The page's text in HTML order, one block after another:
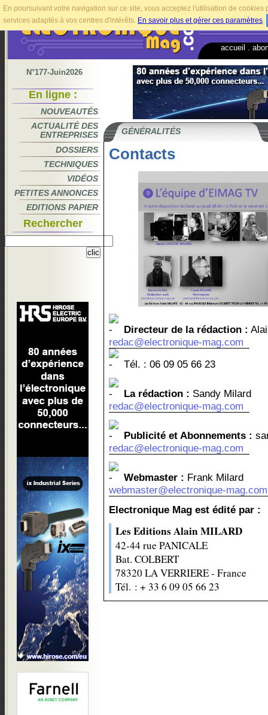
En poursuivant votre navigation sur ce site, vous acceptez l'utilisation de
services adaptés à vos centres d'intérêts. En savoir plus et gérer ces paramètres.
accueil
N°177-Juin2026
En ligne :
NOUVEAUTÉS
ACTUALITÉ DES
ENTREPRISES
DOSSIERS
TECHNIQUES
VIDÉOS
PETITES ANNONCES
EDITIONS PAPIER
Rechercher
GÉNÉRALITÉS
Contacts
Directeur de la rédaction :
redac@electronique-mag.com
Tél. : 06 09 05 66 23
La rédaction : Sandy Milard
redac@electronique-mag.com
Publicité et Abonnements :
redac@electronique-mag.com
Webmaster : Frank Milard
webmaster@electronique-mag.com
Electronique Mag est édité par :
Les Editions Alain MILARD
42-44 rue PANICALE
Bat. COLBERT
78320 LA VERRIERE - France
Tél. : + 33 6 09 05 66 23